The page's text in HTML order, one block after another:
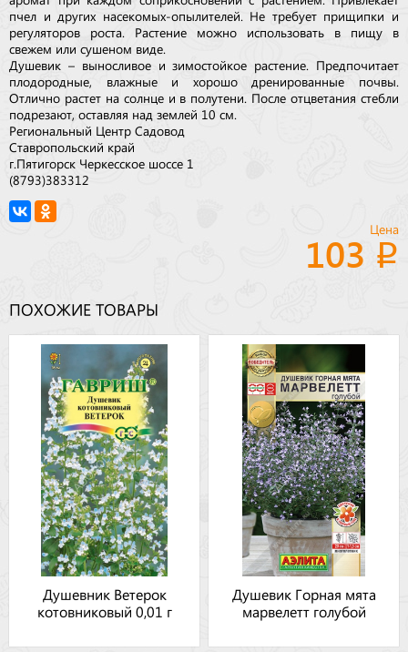
пчел и других насекомых-опылителей. Не требует прищипки и
регуляторов роста. Растение можно использовать в пищу в
свежем или сушеном виде.
Душевик – выносливое и зимостойкое растение. Предпочитает
плодородные, влажные и хорошо дренированные почвы.
Отлично растет на солнце и в полутени. После отцветания стебли
подрезают, оставляя над землей 10 см.
Региональный Центр Садовод
Ставропольский край
г.Пятигорск Черкесское шоссе 1
(8793)383312
Цена
103
ПОХОЖИЕ ТОВАРЫ
Душевник Ветерок
котовниковый 0,01 г
Душевик Горная мята
марвелетт голубой